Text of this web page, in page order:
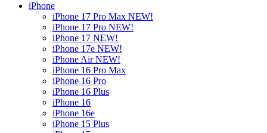
iPhone
iPhone 17 Pro Max NEW!
iPhone 17 Pro NEW!
iPhone 17 NEW!
iPhone 17e NEW!
iPhone Air NEW!
iPhone 16 Pro Max
iPhone 16 Pro
iPhone 16 Plus
iPhone 16
iPhone 16e
iPhone 15 Plus